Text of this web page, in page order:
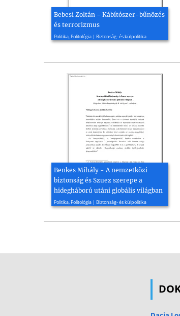
Bebesi Zoltán - Kábítószer-bűnözés
és terrorizmus
Politika, Politológia | Biztonság- és külpolitika
2009, 139 oldal
Benkes Mihály - A nemzetközi
biztonság és Szuez szerepe a
hidegháború utáni globális világban
Politika, Politológia | Biztonság- és külpolitika
2008, 17 oldal